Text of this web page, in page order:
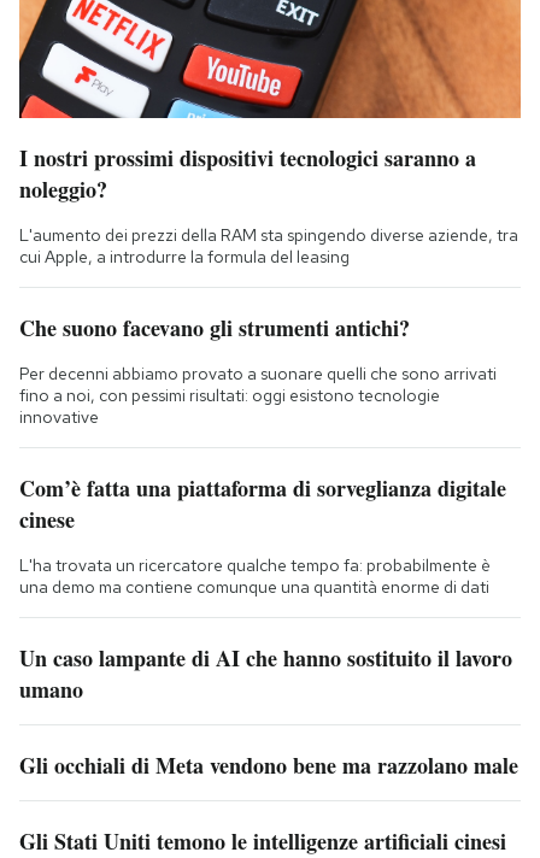
I nostri prossimi dispositivi tecnologici saranno a
noleggio?
L'aumento dei prezzi della RAM sta spingendo diverse aziende, tra
cui Apple, a introdurre la formula del leasing
Che suono facevano gli strumenti antichi?
Per decenni abbiamo provato a suonare quelli che sono arrivati
fino a noi, con pessimi risultati: oggi esistono tecnologie
innovative
Com’è fatta una piattaforma di sorveglianza digitale
cinese
L'ha trovata un ricercatore qualche tempo fa: probabilmente è
una demo ma contiene comunque una quantità enorme di dati
Un caso lampante di AI che hanno sostituito il lavoro
umano
Gli occhiali di Meta vendono bene ma razzolano male
Gli Stati Uniti temono le intelligenze artificiali cinesi